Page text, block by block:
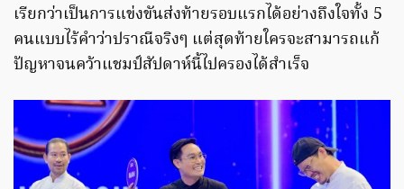
เรียกว่าเป็นการแข่งขันส่งท้ายรอบแรกได้อย่างถึงใจทั้ง 5
คนแบบไร้คำว่าปราณีจริงๆ แต่สุดท้ายใครจะสามารถแก้
ปัญหาจนคว้าแชมป์สัปดาห์นี้ไปครองได้สำเร็จ